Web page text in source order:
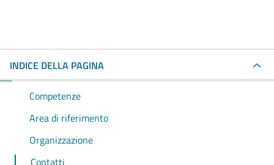
INDICE DELLA PAGINA
Competenze
Area di riferimento
Organizzazione
Contatti